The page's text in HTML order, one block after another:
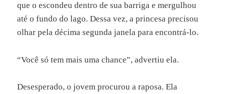
que o escondeu dentro de sua barriga e mergulhou
até o fundo do lago. Dessa vez, a princesa precisou
olhar pela décima segunda janela para encontrá-lo.
“Você só tem mais uma chance”, advertiu ela.
Desesperado, o jovem procurou a raposa. Ela